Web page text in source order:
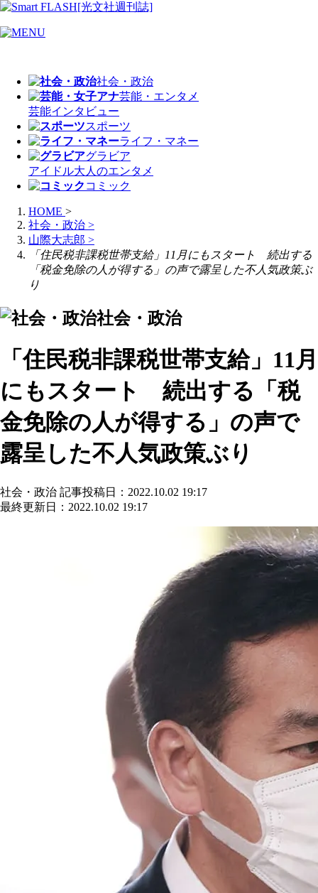
社会・政治
芸能・エンタメ
芸能インタビュー
スポーツ
ライフ・マネー
グラビア
アイドル大人のエンタメ
コミック
HOME >
社会・政治 >
山際大志郎 >
「住民税非課税世帯支給」11月にもスタート 続出する
「税金免除の人が得する」の声で露呈した不人気政策ぶ
り
社会・政治
「住民税非課税世帯支給」11月
にもスタート 続出する「税
金免除の人が得する」の声で
露呈した不人気政策ぶり
社会・政治 記事投稿日：2022.10.02 19:17
最終更新日：2022.10.02 19:17